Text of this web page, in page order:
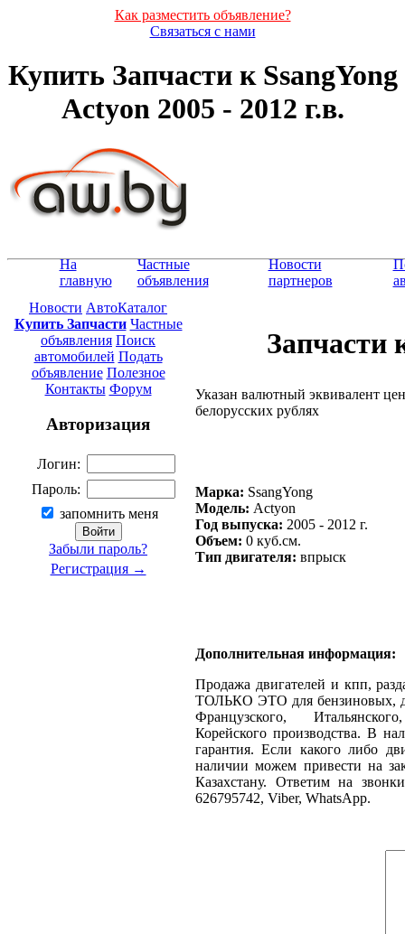
Как разместить объявление?
Связаться с нами
Купить Запчасти к SsangYong
Actyon 2005 - 2012 г.в.
На
главную
Частные
объявления
Новости
партнеров
Новости АвтоКаталог
Купить Запчасти Частные
объявления Поиск
автомобилей Подать
объявление Полезное
Контакты Форум
Авторизация
Логин:
Пароль:
запомнить меня
Забыли пароль?
Регистрация →
Запчасти
Указан валютный эквивалент
белорусских рублях
Марка: SsangYong
Модель: Actyon
Год выпуска: 2005 - 2012 г.
Объем: 0 куб.см.
Тип двигателя: впрыск
Дополнительная информация:
Продажа двигателей и кпп,
ТОЛЬКО ЭТО для бензиновых,
Французcкого,
Корейского производства. В
гарантия. Если какого либо
наличии можем привести на
Казахстану. Ответим на
626795742, Viber, WhatsApp.